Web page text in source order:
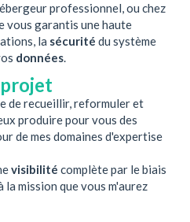
professionnel, ou chez
vous garantis une haute
la sécurité du système
données.
de recueillir, reformuler et
produire pour vous des
de mes domaines d'expertise
visibilité complète par le biais
la mission que vous m'aurez